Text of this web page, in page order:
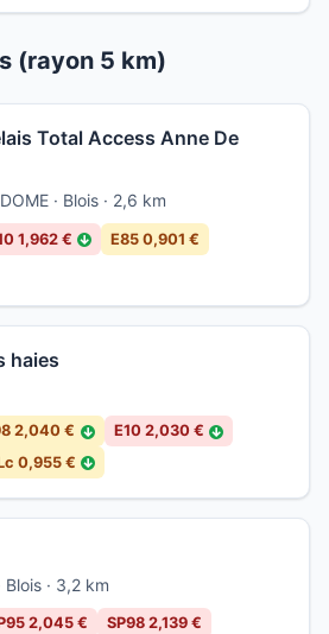
(rayon 5 km)
Total Access Anne De
· Blois · 2,6 km
1,962 € ↓
E85 0,901 €
haies
2,040 € ↓ E10 2,030 € ↓
0,955 € ↓
· 3,2 km
2,045 € SP98 2,139 €